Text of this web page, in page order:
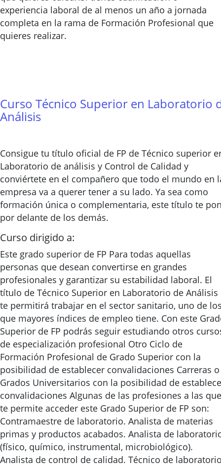
experiencia laboral de al menos un año a jornada
completa en la rama de Formación Profesional que
quieres realizar.
Curso Técnico Superior en Laboratorio
Análisis
Consigue tu título oficial de FP de Técnico superior
Laboratorio de análisis y Control de Calidad y
conviértete en el compañero que todo el mundo en
empresa va a querer tener a su lado. Ya sea como
formación única o complementaria, este título te
por delante de los demás.
Curso dirigido a:
Este grado superior de FP Para todas aquellas
personas que desean convertirse en grandes
profesionales y garantizar su estabilidad laboral. El
título de Técnico Superior en Laboratorio de Análisis
te permitirá trabajar en el sector sanitario, uno de
que mayores índices de empleo tiene. Con este
Superior de FP podrás seguir estudiando otros
de especialización profesional Otro Ciclo de
Formación Profesional de Grado Superior con la
posibilidad de establecer convalidaciones Carreras o
Grados Universitarios con la posibilidad de
convalidaciones Algunas de las profesiones a las que
te permite acceder este Grado Superior de FP son:
Contramaestre de laboratorio. Analista de materias
primas y productos acabados. Analista de
(físico, químico, instrumental, microbiológico).
Analista de control de calidad. Técnico de